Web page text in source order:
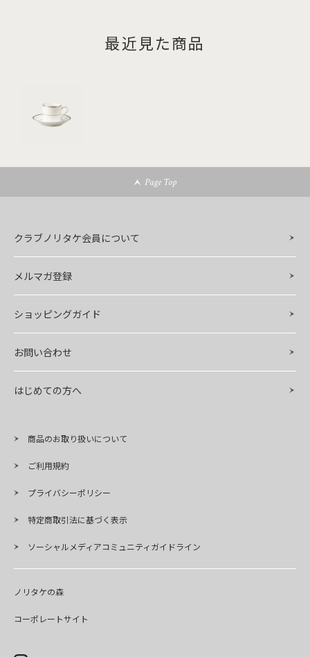
最近見た商品
Page Top
クラブノリタケ会員について
メルマガ登録
ショッピングガイド
お問い合わせ
はじめての方へ
商品のお取り扱いについて
ご利用規約
プライバシーポリシー
特定商取引法に基づく表示
ソーシャルメディアコミュニティガイドライン
ノリタケの森
コーポレートサイト